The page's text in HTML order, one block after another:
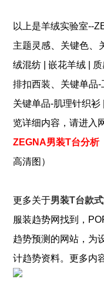
以上是羊绒实验室--
主题灵感、 关键色、
绒混纺 | 嵌花羊绒 |
排扣西装、 关键单品-
关键单品-肌理针织衫
览详细内容，请进入
ZEGNA男装T台分析
高清图）
更多关于男装T台款
服装趋势网找到，
趋势预测的网站，为
计趋势资料。更多内